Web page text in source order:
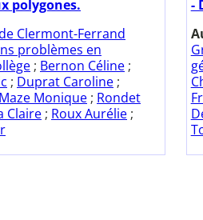
polygones.
Clermont-Ferrand
problèmes en
; Bernon Céline ;
; Duprat Caroline ;
Maze Monique ; Rondet
Claire ; Roux Aurélie ;
-